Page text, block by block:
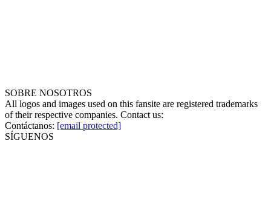
SOBRE NOSOTROS
All logos and images used on this fansite are registered trademarks
of their respective companies. Contact us:
Contáctanos: [email protected]
SÍGUENOS